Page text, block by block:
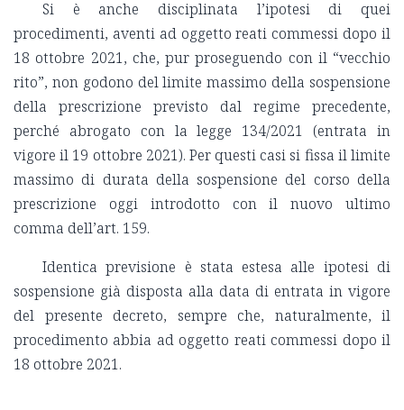
Si è anche disciplinata l’ipotesi di quei
procedimenti, aventi ad oggetto reati commessi dopo il
18 ottobre 2021, che, pur proseguendo con il “vecchio
rito”, non godono del limite massimo della sospensione
della prescrizione previsto dal regime precedente,
perché abrogato con la legge 134/2021 (entrata in
vigore il 19 ottobre 2021). Per questi casi si fissa il limite
massimo di durata della sospensione del corso della
prescrizione oggi introdotto con il nuovo ultimo
comma dell’art. 159.
Identica previsione è stata estesa alle ipotesi di
sospensione già disposta alla data di entrata in vigore
del presente decreto, sempre che, naturalmente, il
procedimento abbia ad oggetto reati commessi dopo il
18 ottobre 2021.